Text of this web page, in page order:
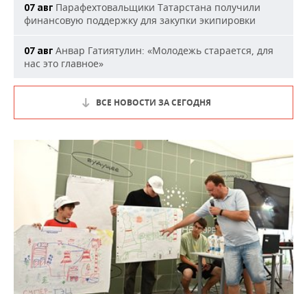
07 авг Парафехтовальщики Татарстана получили
финансовую поддержку для закупки экипировки
07 авг Анвар Гатиятулин: «Молодежь старается, для
нас это главное»
ВСЕ НОВОСТИ ЗА СЕГОДНЯ